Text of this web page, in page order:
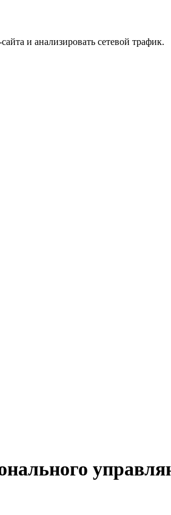
и анализировать сетевой трафик.